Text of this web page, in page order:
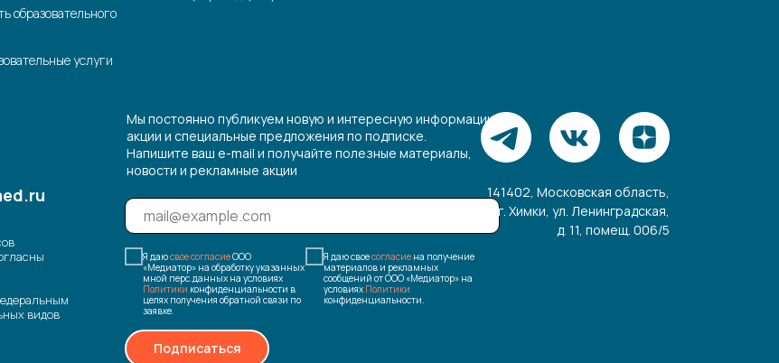
образовательного
услуги
видов
Мы постоянно публикуем новую и интересную информацию,
акции и специальные предложения по подписке.
Напишите ваш e-mail и получайте полезные материалы,
новости и рекламные акции
Я даюсвое согласиеООО
«Медиатор» на обработку указанных
мной перс.данных на условиях
Политики конфиденциальности в
целях получения обратной связи по
заявке.
Я даю своесогласие на получение
материалов и рекламных
сообщений от ООО «Медиатор» на
условиях Политики
конфиденциальности.
Подписаться
141402, Московская область,
г. Химки, ул. Ленинградская,
д. 11, помещ. 006/5